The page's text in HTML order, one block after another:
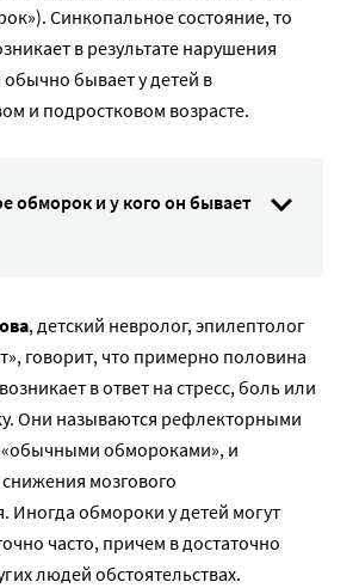
Синкопальное состояние, то
в результате нарушения
бывает у детей в
и подростковом возрасте.
обморок и у кого он бывает
, детский невролог, эпилептолог
говорит, что примерно половина
в ответ на стресс, боль или
Они называются рефлекторными
«обычными обмороками», и
мозгового
Иногда обмороки у детей могут
часто, причем в достаточно
людей обстоятельствах.